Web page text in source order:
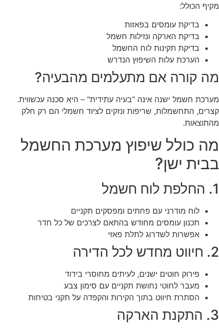
מקיף הכולל:
בדיקת עומסים בפאזות
בדיקת הארקה ונזילות חשמל
בדיקת תקינות לוח החשמל
הערכת עלות השיפוץ הנדרש
מה קורה אם מתעלמים מהבעיה?
מערכת חשמל ישנה אינה "בעיה עתידית" – היא סכנה עכשווית.
קצרים, התחשמלות, שריפות ונזקים לציוד חשמלי הם רק חלק
מהתוצאות.
מה כולל שיפוץ מערכת החשמל
בבית ישן?
1. החלפת לוח חשמל
לוח מודרני עם פחתים ומפסקים תקניים
תכנון עומסים מחודש בהתאם לצרכים של כל חדר
אפשרות לשדרוג לתלת פאזי
2. חיווט מחדש לכל הדירה
פירוק חוטים ישנים, לעיתים מחוסרי בידוד
מעבר לחוטי נחושת תקניים עם סימון צבע
הסתרת חיווט בתוך הקירות והקפדה על תקני בטיחות
3. התקנת הארקה